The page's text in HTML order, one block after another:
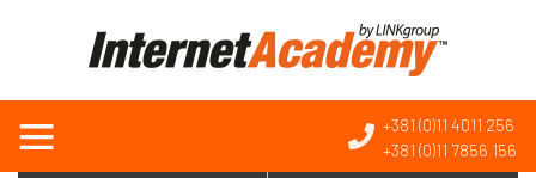
+381 (0)11 4011 256
+381 (0)11 7856 156